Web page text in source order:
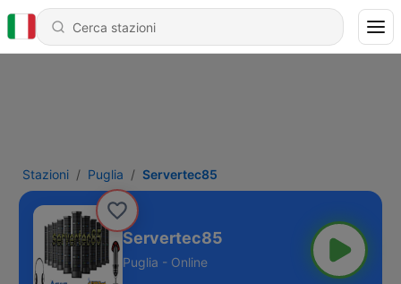
Stazioni Puglia Servertec85
Servertec85
Puglia - Online